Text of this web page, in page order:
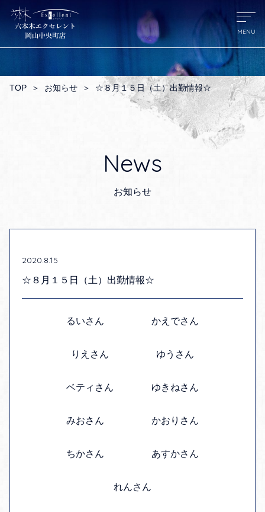
TOP ＞ お知らせ ＞ ☆８月１５日（土）出勤情報☆
News
お知らせ
2020.8.15
☆８月１５日（土）出勤情報☆
るいさん かえでさん
りえさん ゆうさん
ベティさん ゆきねさん
みおさん かおりさん
ちかさん あすかさん
れんさん